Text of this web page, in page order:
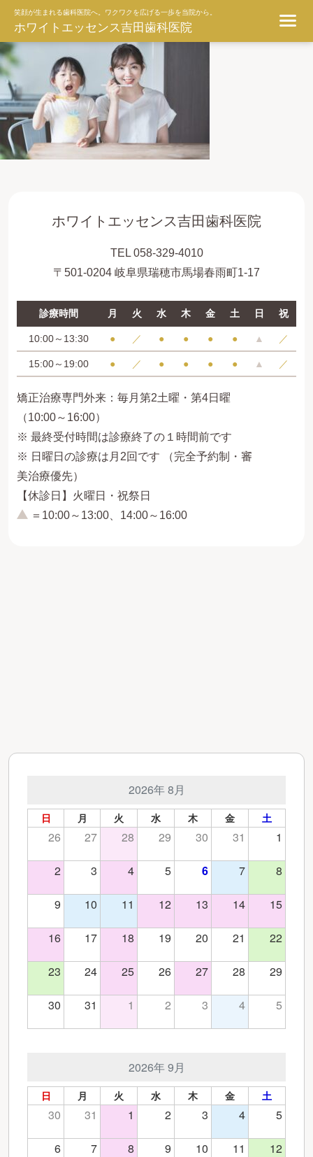
笑顔が生まれる歯科医院へ。ワクワクを広げる一歩を当院から。
ホワイトエッセンス吉田歯科医院
ggg
ホワイトエッセンス吉田歯科医院
TEL 058-329-4010
〒501-0204 岐阜県瑞穂市馬場春雨町1-17
診療時間 月 火 水 木 金 土 日 祝
10:00～13:30 ● ／ ● ● ● ● ▲ ／
15:00～19:00 ● ／ ● ● ● ● ▲ ／
矯正治療専門外来：毎月第2土曜・第4日曜
（10:00～16:00）
※ 最終受付時間は診療終了の１時間前です
※ 日曜日の診療は月2回です （完全予約制・審
美治療優先）
【休診日】火曜日・祝祭日
＝10:00～13:00、14:00～16:00
2026年 8月
日 月 火 水 木 金 土
26 27 28 29 30 31 1
2 3 4 5 6 7 8
9 10 11 12 13 14 15
16 17 18 19 20 21 22
23 24 25 26 27 28 29
30 31 1 2 3 4 5
2026年 9月
日 月 火 水 木 金 土
30 31 1 2 3 4 5
6 7 8 9 10 11 12